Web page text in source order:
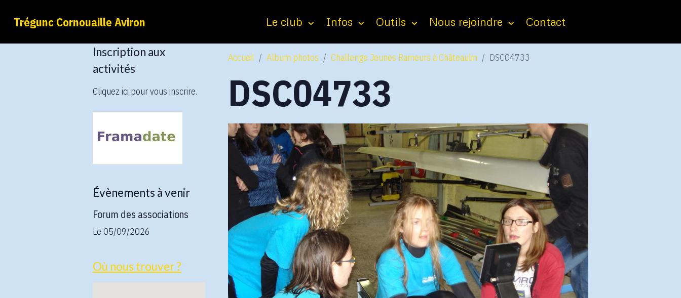
Trégunc Cornouaille Aviron Le club Infos Outils Nous rejoindre Contact
Accueil Album photos Challenge Jeunes Rameurs à Châteaulin DSC04733
DSC04733
Inscription aux
activités
Cliquez ici pour vous inscrire.
Évènements à venir
Forum des associations
Le 05/09/2026
Où nous trouver ?